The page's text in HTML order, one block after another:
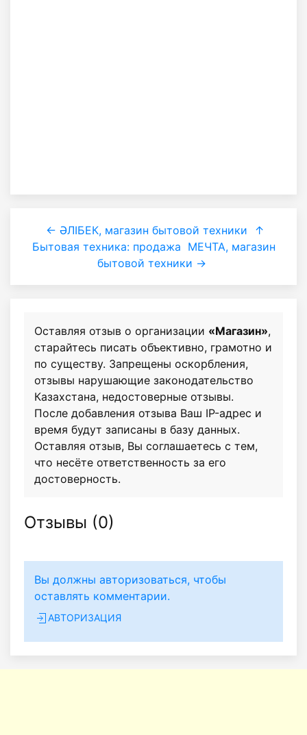
← ӘЛІБЕК, магазин бытовой техники
↑
Бытовая техника: продажа МЕЧТА, магазин
бытовой техники →
Оставляя отзыв о организации «Магазин»,
старайтесь писать объективно, грамотно и
по существу. Запрещены оскорбления,
отзывы нарушающие законодательство
Казахстана, недостоверные отзывы.
После добавления отзыва Ваш IP-адрес и
время будут записаны в базу данных.
Оставляя отзыв, Вы соглашаетесь с тем,
что несёте ответственность за его
достоверность.
Отзывы (0)
Вы должны авторизоваться, чтобы
оставлять комментарии.
АВТОРИЗАЦИЯ